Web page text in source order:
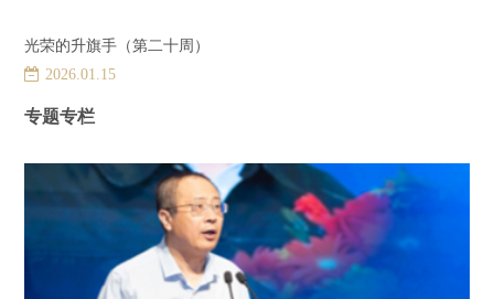
光荣的升旗手（第二十周）
2026.01.15
专题专栏